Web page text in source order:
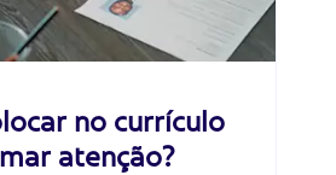
no currículo
atenção?